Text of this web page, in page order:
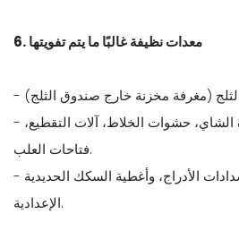
6. معدات نظيفة غالبًا ما يتم تفويتها
- فوهات الصودا، صنابير جرة الشاي، حشوات الخلاط، آلات التقطيع،
فتاحات العلب.
- مقابض الثلاجة، وسدادات الأدراج، وأغطية السكك الحديدية
الإعدادية.